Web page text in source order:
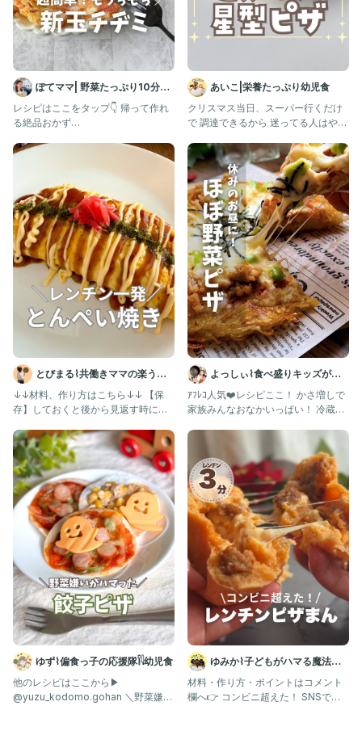
・旬の食材を使ってパパッとラクうまレシピ！
・まんねり献立から卒業できる？レパートリー満載！
・旬の食材で節約献立が作れちゃう！
などを紹介しています♪
ぜひ他のレシピもチェックしてください♫ @_tommy_cooking_
＊＊＊＊＊＊＊＊＊＊＊＊＊＊＊＊＊＊＊＊
#時短料理
#簡単レシピ
#節約レシピ
#節約料理
#節約ごはん
#夕ごはん
#おうちごはん
#簡単ごはん
#今日のご飯
#旬の食材
#栄養満点
#時短ごはん
#おかずレシピ
#自炊料理
#節約メニュー
#節約飯
#季節の野菜
#旬の野菜
#旬野菜
#栄養満点ごはん
#超簡単レシピ
#新玉ねぎレシピ
#餃子の皮アレンジ
#らく料理
ぽてママ| 野菜たっぷり10分レ
シピ
レシピはここをタップ👇 帰って作れ
る絶品おかず
す
とびまる⌇共働きママの楽うま
レシピ
↓↓材料、作り方はこちら↓↓ 【保
存】しておくと後から見返す時に便
ゆず⌇偏食っ子の応援隊𓌉𓇋幼児食
他のレシピはここから▶︎
@yuzu_kodomo.gohan ＼野菜嫌い
あいこ|栄養たっぷり幼児食
クリスマス当日、スーパー行くだけ
で 調達できるから 迷ってる人はやっ
よっしぃ⌇食べ盛りキッズが喜
ぶレシピ 𓌉◯𓇋
ｱﾌﾚｺ人気❤️レシピここ！ かさ増しで
家族みんなおなかいっぱい！ 冷蔵庫
ゆみか⌇子どもがハマる魔法の
レシピ｜幼児食
材料・作り方・ポイントはコメント
欄へ👉 コンビニ超えた！ SNSで話